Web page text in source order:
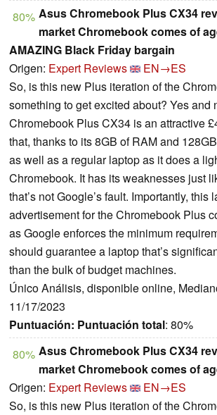
80% Asus Chromebook Plus CX34
market Chromebook comes of
AMAZING Black Friday bargain
Origen: Expert Reviews
EN→ES
So, is this new Plus iteration of the
something to get excited about? Yes and
Chromebook Plus CX34 is an attractive
that, thanks to its 8GB of RAM and
as well as a regular laptop as it does a
Chromebook. It has its weaknesses just
that’s not Google’s fault. Importantly, this
advertisement for the Chromebook Plus
as Google enforces the minimum
should guarantee a laptop that’s
than the bulk of budget machines.
Único Análisis, disponible online,
11/17/2023
Puntuación: Puntuación total: 80%
80% Asus Chromebook Plus CX34
market Chromebook comes of
Origen: Expert Reviews
EN→ES
So, is this new Plus iteration of the